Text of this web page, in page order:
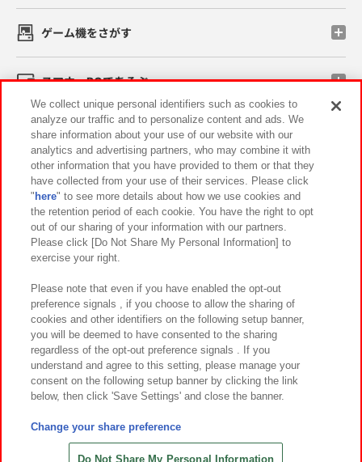
ゲーム機をさがす
スマホ・PCであそぶ
イベント・キャンペーン
関連会社 サステナビリティ サイトポリシー
プライバシーポリシー ウェブアクセシビリティ方針と検証結果
お取引先さまとともに
カスタマーハラスメント対応方針 よくあるご質問・お問い合わせ
©Bandai Namco Amusement Inc.
©Bandai Namco Amusement Lab Inc.
©HANAYASHIKI Co., Ltd. All Rights Reserved.
We collect unique personal identifiers such as cookies to
analyze our traffic and to personalize content and ads. We
share information about your use of our website with our
analytics and advertising partners, who may combine it with
other information that you have provided to them or that they
have collected from your use of their services. Please click
" here" to see more details about how we use cookies and
the retention period of each cookie. You have the right to opt
out of our sharing of your information with our partners.
Please click [Do Not Share My Personal Information] to
exercise your right.
Please note that even if you have enabled the opt-out
preference signals , if you choose to allow the sharing of
cookies and other identifiers on the following setup banner,
you will be deemed to have consented to the sharing
regardless of the opt-out preference signals . If you
understand and agree to this setting, please manage your
consent on the following setup banner by clicking the link
below, then click 'Save Settings' and close the banner.
Change your share preference
Do Not Share My Personal Information